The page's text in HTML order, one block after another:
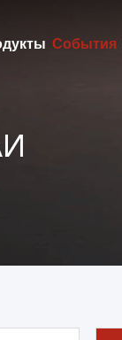
События